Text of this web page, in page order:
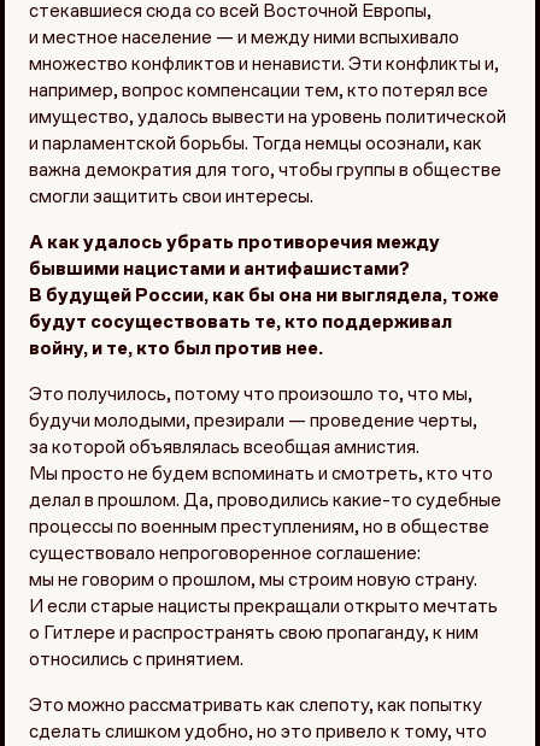
стекавшиеся сюда со всей Восточной Европы,
и местное население — и между ними вспыхивало
множество конфликтов и ненависти. Эти конфликты и,
например, вопрос компенсации тем, кто потерял все
имущество, удалось вывести на уровень политической
и парламентской борьбы. Тогда немцы осознали, как
важна демократия для того, чтобы группы в обществе
смогли защитить свои интересы.
А как удалось убрать противоречия между
бывшими нацистами и антифашистами?
В будущей России, как бы она ни выглядела, тоже
будут сосуществовать те, кто поддерживал
войну, и те, кто был против нее.
Это получилось, потому что произошло то, что мы,
будучи молодыми, презирали — проведение черты,
за которой объявлялась всеобщая амнистия.
Мы просто не будем вспоминать и смотреть, кто что
делал в прошлом. Да, проводились какие-то судебные
процессы по военным преступлениям, но в обществе
существовало непроговоренное соглашение:
мы не говорим о прошлом, мы строим новую страну.
И если старые нацисты прекращали открыто мечтать
о Гитлере и распространять свою пропаганду, к ним
относились с принятием.
Это можно рассматривать как слепоту, как попытку
сделать слишком удобно, но это привело к тому, что